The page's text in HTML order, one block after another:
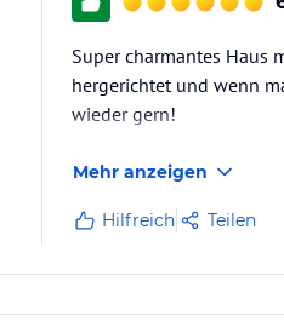
Super charmantes Haus
hergerichtet und wenn
wieder gern!
Mehr anzeigen
Hilfreich Teilen